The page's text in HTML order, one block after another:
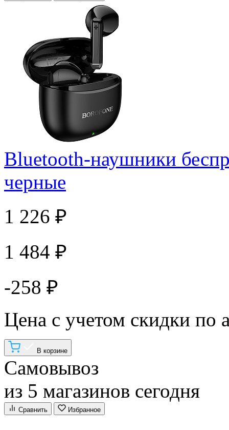
Bluetooth-наушники
черные
1 226 ₽
1 484 ₽
-258 ₽
Цена с учетом скидки по
В корзине
Самовывоз
из 5 магазинов сегодня
Сравнить Избранное